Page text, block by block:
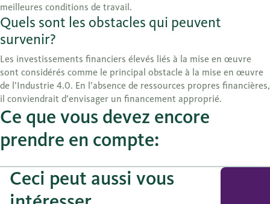
meilleures conditions de travail.
Quels sont les obstacles qui peuvent
survenir?
Les investissements financiers élevés liés à la mise en œuvre
sont considérés comme le principal obstacle à la mise en œuvre
de l’Industrie 4.0. En l’absence de ressources propres financières,
il conviendrait d’envisager un financement approprié.
Ce que vous devez encore
prendre en compte:
Ceci peut aussi vous